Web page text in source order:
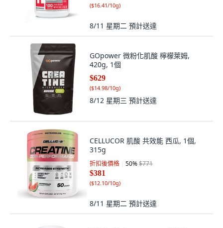
($16.41/10g)
8/11 星期二 預計送達
GOpower 微粉化肌酸 檸檬萊姆,
420g, 1個
$629
($14.98/10g)
8/12 星期三 預計送達
CELLUCOR 肌酸 共效能 西瓜, 1個,
315g
折扣後價格 50%$771
$381
($12.10/10g)
8/11 星期二 預計送達